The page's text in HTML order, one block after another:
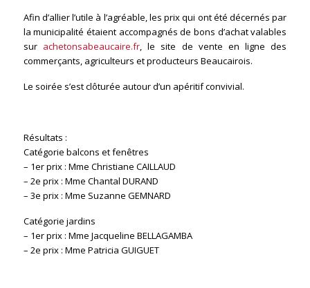
Afin d’allier l’utile à l’agréable, les prix qui ont été décernés par
la municipalité étaient accompagnés de bons d’achat valables
sur achetonsabeaucaire.fr, le site de vente en ligne des
commerçants, agriculteurs et producteurs Beaucairois.
Le soirée s’est clôturée autour d’un apéritif convivial.
Résultats :
Catégorie balcons et fenêtres
– 1er prix : Mme Christiane CAILLAUD
– 2e prix : Mme Chantal DURAND
– 3e prix : Mme Suzanne GEMNARD
Catégorie jardins
– 1er prix : Mme Jacqueline BELLAGAMBA
– 2e prix : Mme Patricia GUIGUET